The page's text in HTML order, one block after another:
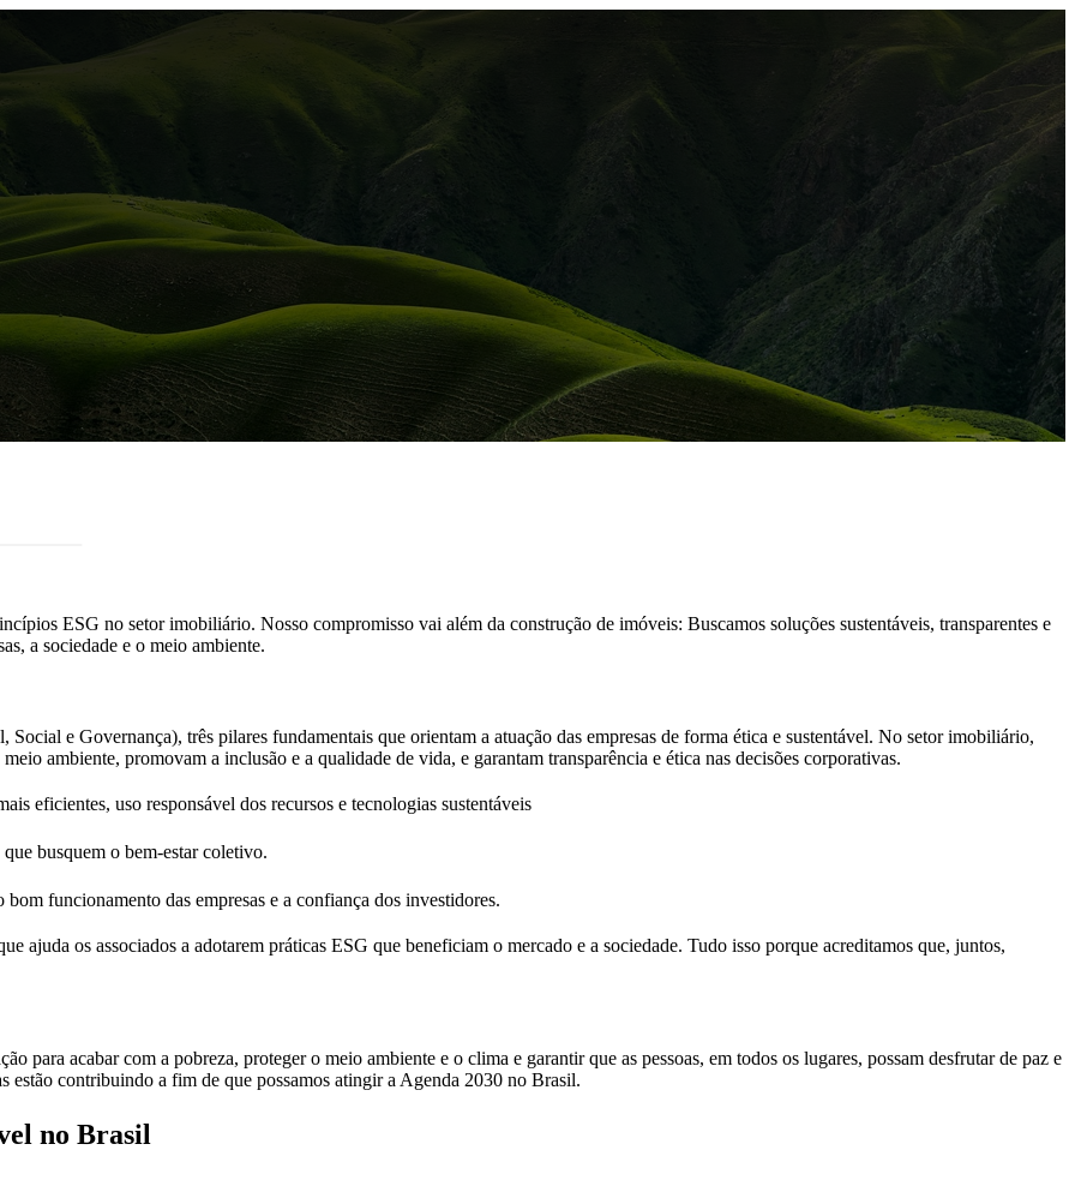
ESG no setor imobiliário. Nosso compromisso vai além da construção de imóveis: Buscamos soluções sustentáveis, transparentes e
a sociedade e o meio ambiente.
e Governança), três pilares fundamentais que orientam a atuação das empresas de forma ética e sustentável. No setor imobiliário,
ambiente, promovam a inclusão e a qualidade de vida, e garantam transparência e ética nas decisões corporativas.
eficientes, uso responsável dos recursos e tecnologias sustentáveis
busquem o bem-estar coletivo.
funcionamento das empresas e a confiança dos investidores.
ajuda os associados a adotarem práticas ESG que beneficiam o mercado e a sociedade. Tudo isso porque acreditamos que, juntos,
para acabar com a pobreza, proteger o meio ambiente e o clima e garantir que as pessoas, em todos os lugares, possam desfrutar de paz e
estão contribuindo a fim de que possamos atingir a Agenda 2030 no Brasil.
no Brasil